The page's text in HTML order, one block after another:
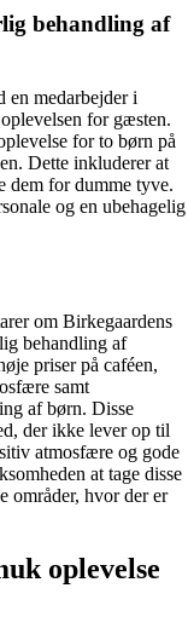
behandling af
en medarbejder i
for gæsten.
for to børn på
Dette inkluderer at
dem for dumme tyve.
og en ubehagelig
om Birkegaardens
behandling af
priser på caféen,
samt
af børn. Disse
der ikke lever op til
atmosfære og gode
at tage disse
områder, hvor der er
oplevelse